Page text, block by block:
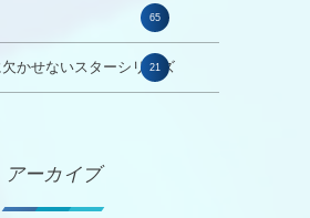
65
かせないスターシリーズ
21
アーカイブ